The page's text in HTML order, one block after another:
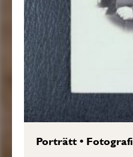
Porträtt• Fotografi